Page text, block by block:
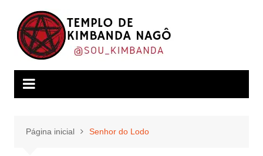
conteúdo
Página inicial Senhor do Lodo